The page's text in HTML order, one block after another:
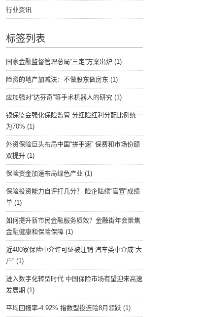
行业资讯
标签列表
国家金融监督管理总局“三定”方案出炉 (1)
险资的地产加减法：不做股东做房东 (1)
应加强对“达芬奇”等手术机器人的研究 (1)
银保监会强化保险监管 分红险红利分配比例统一
为70% (1)
外资保险巨头布局中国“拼手速” 保费和市场份额
双提升 (1)
保险资金加速布局绿色产业 (1)
保险投资能力自评打几分？ 险企陆续“官宣”成绩
单 (1)
如何提升新市民金融服务质效？金融街年会聚焦
金融健康和保险保障 (1)
近400家保险中介许可证被注销 汽车类中介成“大
户” (1)
进入数字化转型时代 中国保险市场有望迎来高速
发展期 (1)
平均回报率-4.92% 指数型投连险8月领跌 (1)